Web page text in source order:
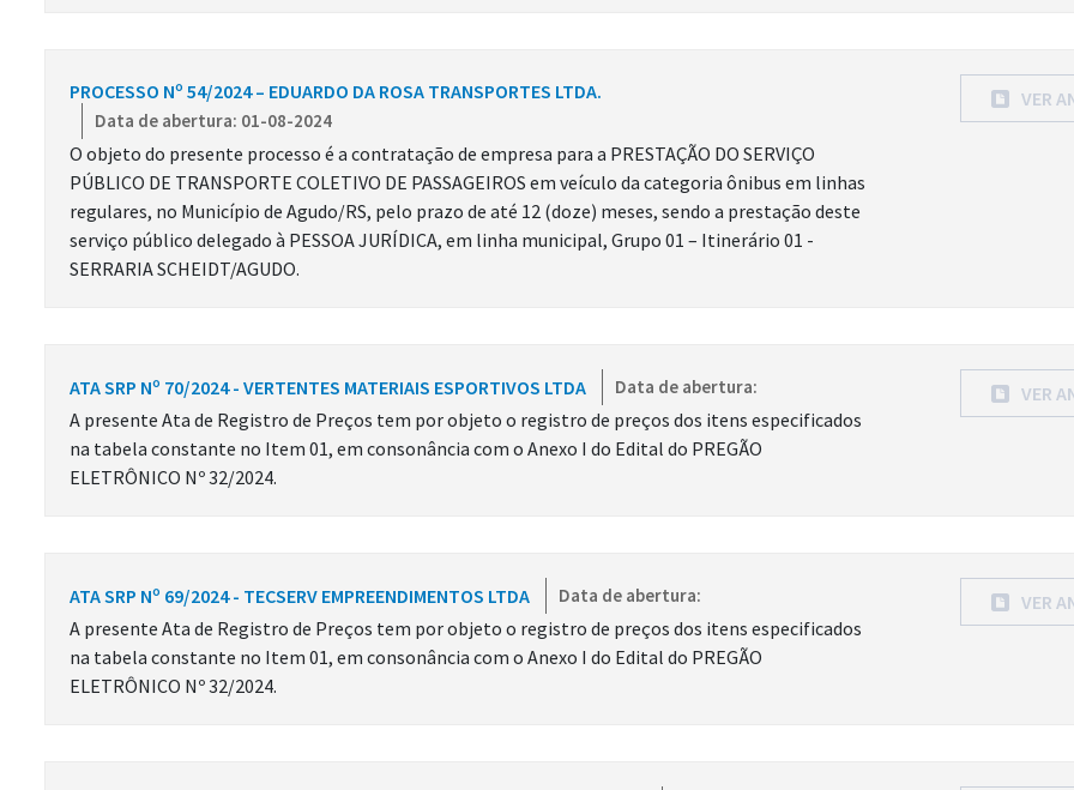
PROCESSO Nº 54/2024 – EDUARDO DA ROSA TRANSPORTES LTDA.
Data de abertura: 01-08-2024
O objeto do presente processo é a contratação de empresa para a PRESTAÇÃO DO SERVIÇO
PÚBLICO DE TRANSPORTE COLETIVO DE PASSAGEIROS em veículo da categoria ônibus em linhas
regulares, no Município de Agudo/RS, pelo prazo de até 12 (doze) meses, sendo a prestação deste
serviço público delegado à PESSOA JURÍDICA, em linha municipal, Grupo 01 – Itinerário 01 -
SERRARIA SCHEIDT/AGUDO.
VER
ATA SRP Nº 70/2024 - VERTENTES MATERIAIS ESPORTIVOS LTDA Data de abertura:
A presente Ata de Registro de Preços tem por objeto o registro de preços dos itens especificados
na tabela constante no Item 01, em consonância com o Anexo I do Edital do PREGÃO
ELETRÔNICO Nº 32/2024.
VER
ATA SRP Nº 69/2024 - TECSERV EMPREENDIMENTOS LTDA Data de abertura:
A presente Ata de Registro de Preços tem por objeto o registro de preços dos itens especificados
na tabela constante no Item 01, em consonância com o Anexo I do Edital do PREGÃO
ELETRÔNICO Nº 32/2024.
VER